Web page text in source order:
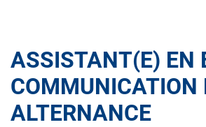
ASSISTANT(E) EN
COMMUNICATION
ALTERNANCE